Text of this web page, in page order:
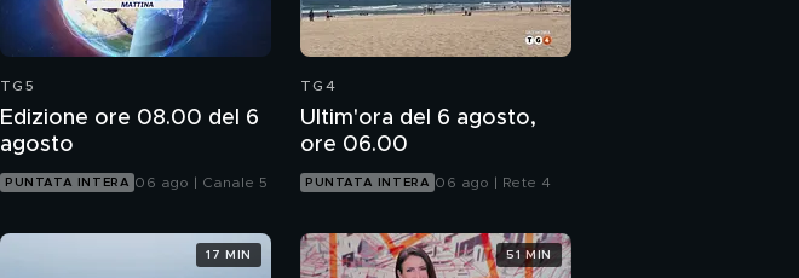
TG5
Edizione ore 08.00 del 6
agosto
PUNTATA INTERA 06 ago | Canale 5
TG4
Ultim'ora del 6 agosto,
ore 06.00
PUNTATA INTERA 06 ago | Rete 4
17 MIN 51 MIN